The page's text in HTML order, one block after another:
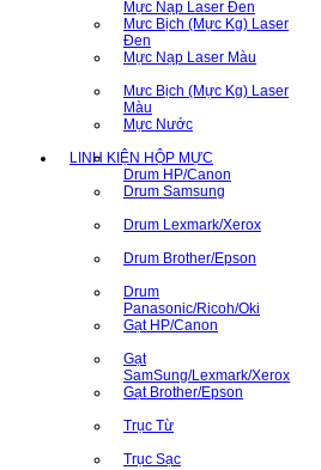
Mực Nạp Laser Đen
Mưc Bịch (Mực Kg) Laser
Đen
Mực Nạp Laser Màu
Mưc Bịch (Mực Kg) Laser
Màu
Mực Nước
LINH KIỆN HỘP MỰC
Drum HP/Canon
Drum Samsung
Drum Lexmark/Xerox
Drum Brother/Epson
Drum
Panasonic/Ricoh/Oki
Gạt HP/Canon
Gạt
SamSung/Lexmark/Xerox
Gạt Brother/Epson
Trục Từ
Trục Sạc